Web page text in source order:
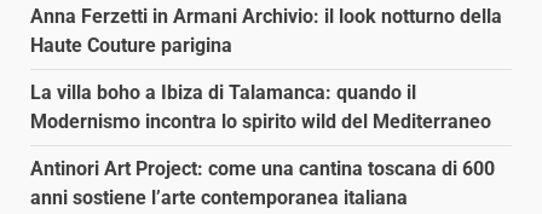
Anna Ferzetti in Armani Archivio: il look notturno della
Haute Couture parigina
La villa boho a Ibiza di Talamanca: quando il
Modernismo incontra lo spirito wild del Mediterraneo
Antinori Art Project: come una cantina toscana di 600
anni sostiene l’arte contemporanea italiana